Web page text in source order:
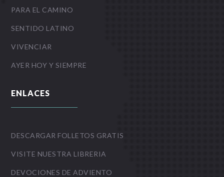
PARA EL CAMINO
SENTIDO LATINO
VIVENCIAR
AYER HOY Y SIEMPRE
ENLACES
DESCARGAR FOLLETOS GRATIS
VISITE NUESTRA LIBRERIA
DEVOCIONES DE ADVIENTO